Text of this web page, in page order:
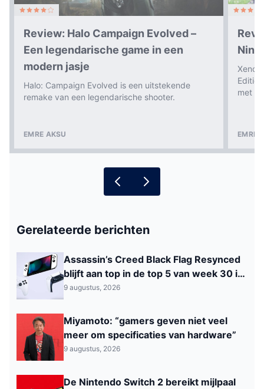
Review: Halo Campaign Evolved –
Een legendarische game in een
modern jasje
Halo: Campaign Evolved is een uitstekende
remake van een legendarische shooter.
EMRE AKSU
met
EMRE
Gerelateerde berichten
Assassin’s Creed Black Flag Resynced
blijft aan top in de top 5 van week 30 in
België
9 augustus, 2026
Miyamoto: “gamers geven niet veel
meer om specificaties van hardware”
9 augustus, 2026
De Nintendo Switch 2 bereikt mijlpaal